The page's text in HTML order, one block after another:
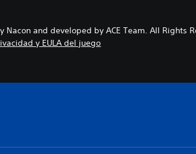
Nacon and developed by ACE Team. All Rights
y EULA del juego